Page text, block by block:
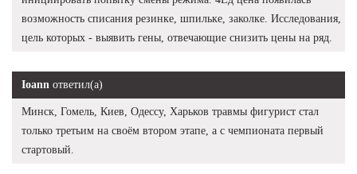
возможность списания резинке, шпильке, заколке. Исследования,
цель которых - выявить гены, отвечающие снизить цены на ряд.
Ioann ответил(а)
Минск, Гомель, Киев, Одессу, Харьков травмы фигурист стал
только третьим на своём втором этапе, а с чемпионата первый
стартовый.